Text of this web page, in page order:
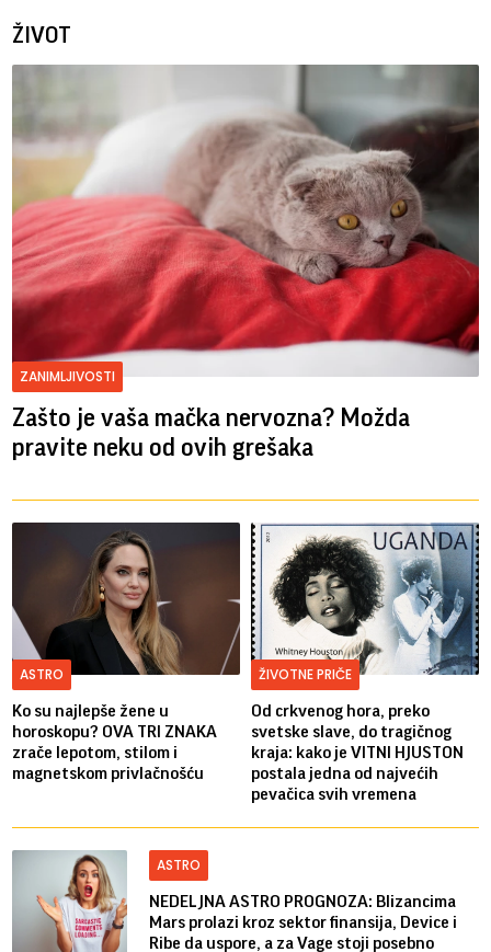
ŽIVOT
ZANIMLJIVOSTI
Zašto je vaša mačka nervozna? Možda
pravite neku od ovih grešaka
ASTRO
Ko su najlepše žene u
horoskopu? OVA TRI ZNAKA
zrače lepotom, stilom i
magnetskom privlačnošću
ŽIVOTNE PRIČE
Od crkvenog hora, preko
svetske slave, do tragičnog
kraja: kako je VITNI HJUSTON
postala jedna od najvećih
pevačica svih vremena
ASTRO
NEDELJNA ASTRO PROGNOZA: Blizancima
Mars prolazi kroz sektor finansija, Device i
Ribe da uspore, a za Vage stoji posebno